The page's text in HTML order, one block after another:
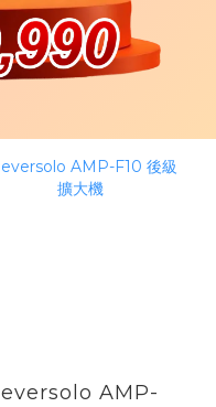
eversolo AMP-